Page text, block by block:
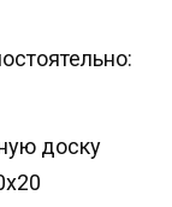
доску